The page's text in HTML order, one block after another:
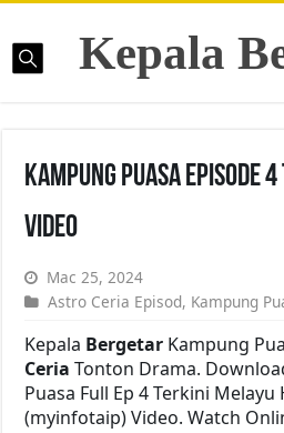
Kepala
Kampung Puasa Episode
Video
Mac 25, 2024
Astro Ceria Episod, Kampung
Kepala Bergetar Kampung
CeriaTonton Drama.
Puasa Full Ep 4 Terkini
(myinfotaip) Video. Watch